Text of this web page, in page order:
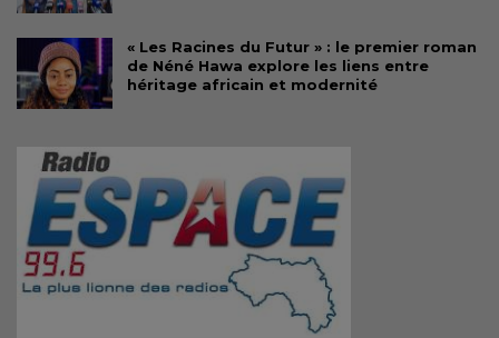
« Les Racines du Futur » : le premier roman
de Néné Hawa explore les liens entre
héritage africain et modernité